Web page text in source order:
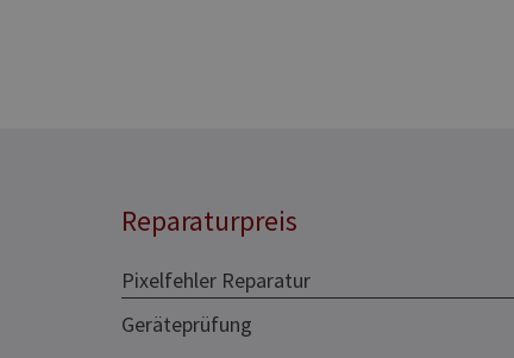
Reparaturpreis
Pixelfehler Reparatur
Geräteprüfung